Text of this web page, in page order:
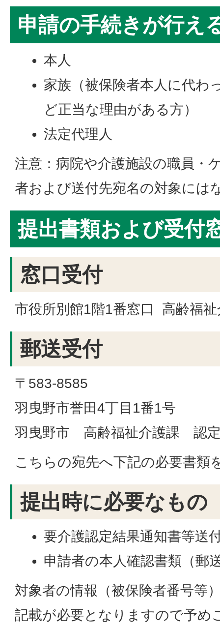
申請の手続きが行え
本人
家族（被保険者本人に代わ
ど正当な理由がある方）
法定代理人
注意：病院や介護施設の職員・
者および送付先宛名の対象には
提出書類および受付
窓口受付
市役所別館1階1番窓口 高齢福祉
郵送受付
〒583-8585
羽曳野市誉田4丁目1番1号
羽曳野市 高齢福祉介護課 認
こちらの宛先へ下記の必要書類
提出時に必要なもの
要介護認定結果通知書等送
申請者の本人確認書類（郵
対象者の情報（被保険者番号等
記載が必要となりますので予め